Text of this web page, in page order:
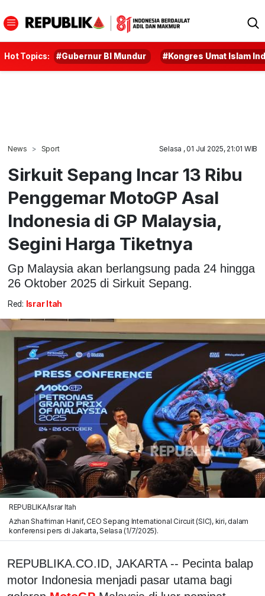
Hot Topics: #Gubernur BI Mundur #Kongres Umat Islam
News Sport Selasa , 01 Jul 2025, 21:01 WIB
Sirkuit Sepang Incar 13 Ribu
Penggemar MotoGP Asal
Indonesia di GP Malaysia,
Segini Harga Tiketnya
Gp Malaysia akan berlangsung pada 24 hingga
26 Oktober 2025 di Sirkuit Sepang.
Red: Israr Itah
REPUBLIKA/Israr Itah
Azhan Shafriman Hanif, CEO Sepang International Circuit (SIC), kiri, dalam
konferensi pers di Jakarta, Selasa (1/7/2025).
REPUBLIKA.CO.ID, JAKARTA -- Pecinta balap
motor Indonesia menjadi pasar utama bagi